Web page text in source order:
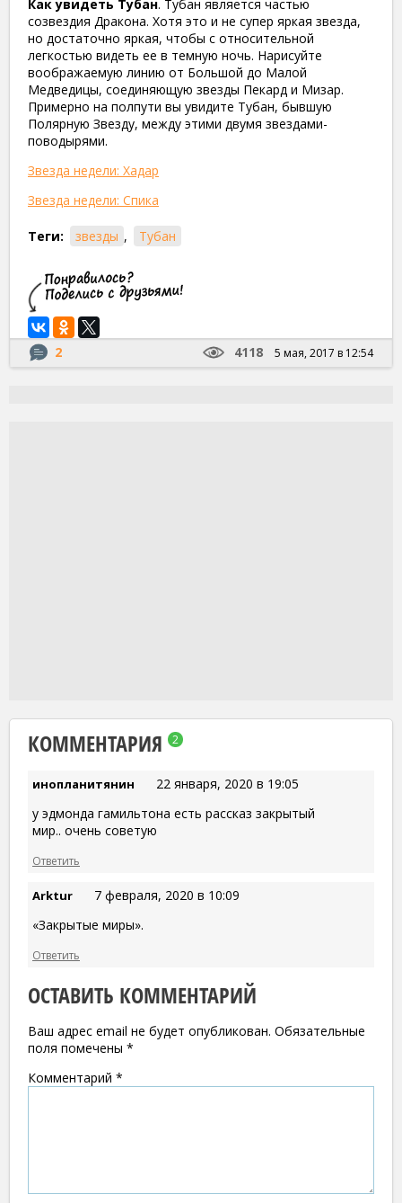
Как увидеть Тубан. Тубан является частью
созвездия Дракона. Хотя это и не супер яркая звезда,
но достаточно яркая, чтобы с относительной
легкостью видеть ее в темную ночь. Нарисуйте
воображаемую линию от Большой до Малой
Медведицы, соединяющую звезды Пекард и Мизар.
Примерно на полпути вы увидите Тубан, бывшую
Полярную Звезду, между этими двумя звездами-
поводырями.
Звезда недели: Хадар
Звезда недели: Спика
Теги: звезды , Тубан
2 4118 5 мая, 2017 в 12:54
КОММЕНТАРИЯ 2
инопланитянин
22 января, 2020 в 19:05
у эдмонда гамильтона есть рассказ закрытый
мир.. очень советую
Ответить
Arktur
7 февраля, 2020 в 10:09
«Закрытые миры».
Ответить
ОСТАВИТЬ КОММЕНТАРИЙ
Ваш адрес email не будет опубликован. Обязательные
поля помечены *
Комментарий *